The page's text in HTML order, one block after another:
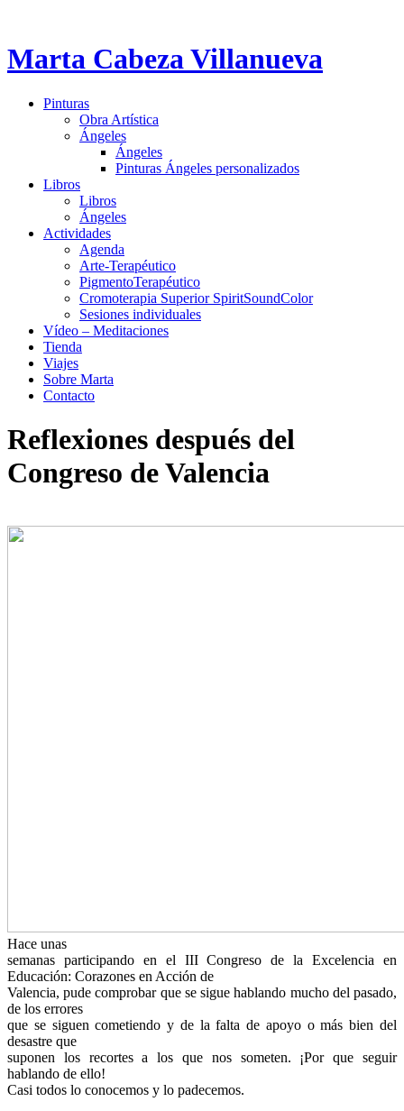
Marta Cabeza Villanueva
Pinturas
Obra Artística
Ángeles
Ángeles
Pinturas Ángeles personalizados
Libros
Libros
Ángeles
Actividades
Agenda
Arte-Terapéutico
PigmentoTerapéutico
Cromoterapia Superior SpiritSoundColor
Sesiones individuales
Vídeo – Meditaciones
Tienda
Viajes
Sobre Marta
Contacto
Reflexiones después del
Congreso de Valencia
Hace unas
semanas participando en el III Congreso de la Excelencia en
Educación: Corazones en Acción de
Valencia, pude comprobar que se sigue hablando mucho del pasado,
de los errores
que se siguen cometiendo y de la falta de apoyo o más bien del
desastre que
suponen los recortes a los que nos someten. ¡Por que seguir
hablando de ello!
Casi todos lo conocemos y lo padecemos.